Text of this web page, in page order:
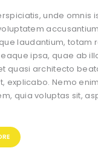
unde omnis
accusantium
laudantium, totam
ipsa, quae ab
quasi architecto
explicabo. Nemo
quia voluptas sit,